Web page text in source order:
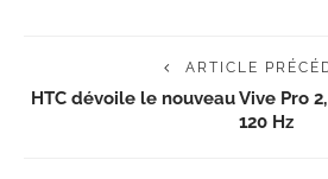
ARTICLE
HTC dévoile le nouveau Vive Pro
120 Hz